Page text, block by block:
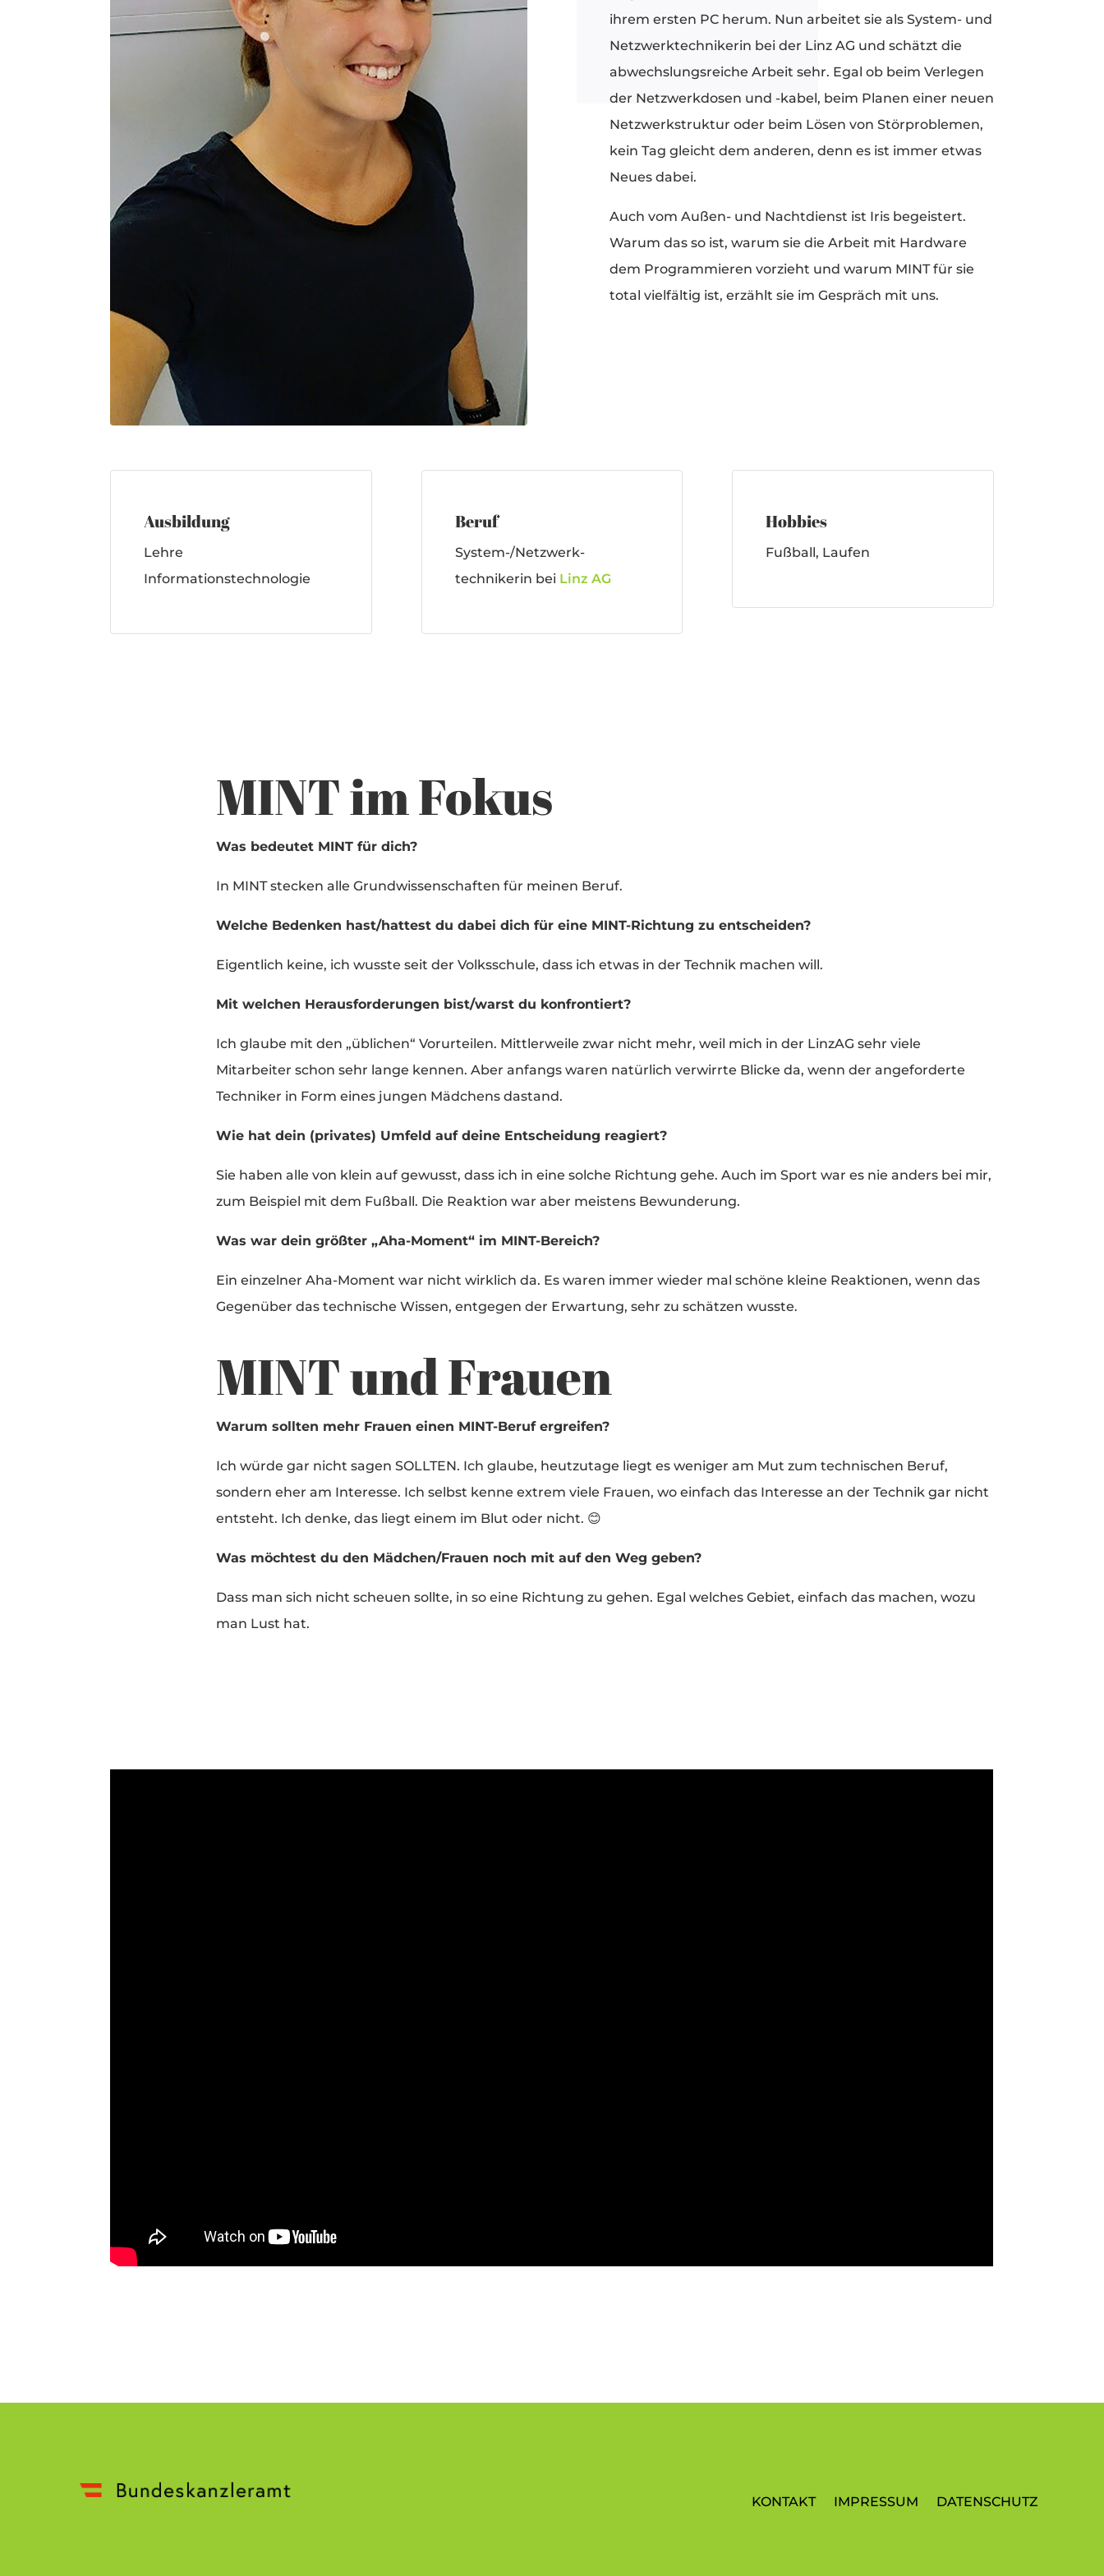
ihrem ersten PC herum. Nun arbeitet sie als System- und
Netzwerktechnikerin bei der Linz AG und schätzt die
abwechslungsreiche Arbeit sehr. Egal ob beim Verlegen
der Netzwerkdosen und -kabel, beim Planen einer neuen
Netzwerkstruktur oder beim Lösen von Störproblemen,
kein Tag gleicht dem anderen, denn es ist immer etwas
Neues dabei.
Auch vom Außen- und Nachtdienst ist Iris begeistert.
Warum das so ist, warum sie die Arbeit mit Hardware
dem Programmieren vorzieht und warum MINT für sie
total vielfältig ist, erzählt sie im Gespräch mit uns.
Ausbildung
Lehre
Informationstechnologie
Beruf
System-/Netzwerk-
technikerin bei Linz AG
Hobbies
Fußball, Laufen
MINT im Fokus
Was bedeutet MINT für dich?
In MINT stecken alle Grundwissenschaften für meinen Beruf.
Welche Bedenken hast/hattest du dabei dich für eine MINT-Richtung zu entscheiden?
Eigentlich keine, ich wusste seit der Volksschule, dass ich etwas in der Technik machen will.
Mit welchen Herausforderungen bist/warst du konfrontiert?
Ich glaube mit den „üblichen“ Vorurteilen. Mittlerweile zwar nicht mehr, weil mich in der LinzAG sehr viele
Mitarbeiter schon sehr lange kennen. Aber anfangs waren natürlich verwirrte Blicke da, wenn der angeforderte
Techniker in Form eines jungen Mädchens dastand.
Wie hat dein (privates) Umfeld auf deine Entscheidung reagiert?
Sie haben alle von klein auf gewusst, dass ich in eine solche Richtung gehe. Auch im Sport war es nie anders bei mir,
zum Beispiel mit dem Fußball. Die Reaktion war aber meistens Bewunderung.
Was war dein größter „Aha-Moment“ im MINT-Bereich?
Ein einzelner Aha-Moment war nicht wirklich da. Es waren immer wieder mal schöne kleine Reaktionen, wenn das
Gegenüber das technische Wissen, entgegen der Erwartung, sehr zu schätzen wusste.
MINT und Frauen
Warum sollten mehr Frauen einen MINT-Beruf ergreifen?
Ich würde gar nicht sagen SOLLTEN. Ich glaube, heutzutage liegt es weniger am Mut zum technischen Beruf,
sondern eher am Interesse. Ich selbst kenne extrem viele Frauen, wo einfach das Interesse an der Technik gar nicht
entsteht. Ich denke, das liegt einem im Blut oder nicht. 😊
Was möchtest du den Mädchen/Frauen noch mit auf den Weg geben?
Dass man sich nicht scheuen sollte, in so eine Richtung zu gehen. Egal welches Gebiet, einfach das machen, wozu
man Lust hat.
KONTAKT IMPRESSUM DATENSCHUTZ